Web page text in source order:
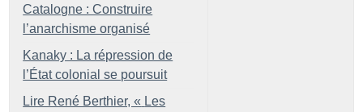
Catalogne : Construire
l’anarchisme organisé
Kanaky : La répression de
l’État colonial se poursuit
Lire René Berthier, « Les